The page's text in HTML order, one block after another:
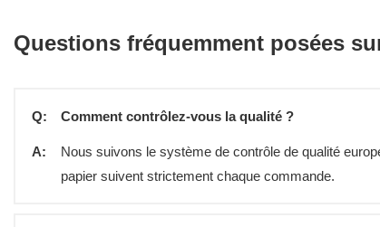
Questions fréquemment posées
Q: Comment contrôlez-vous la qualité ?
A:
Nous suivons le système de contrôle de qualité
papier suivent strictement chaque commande.